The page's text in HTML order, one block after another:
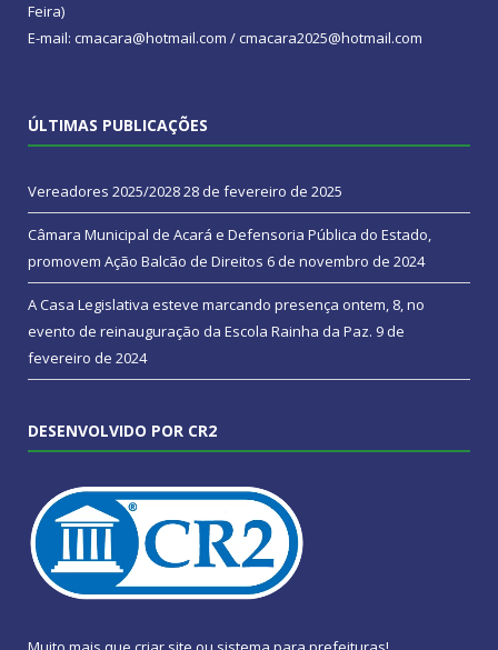
Feira)
E-mail: cmacara@hotmail.com / cmacara2025@hotmail.com
ÚLTIMAS PUBLICAÇÕES
Vereadores 2025/202828 de fevereiro de 2025
Câmara Municipal de Acará e Defensoria Pública do Estado,
promovem Ação Balcão de Direitos 6 de novembro de 2024
A Casa Legislativa esteve marcando presença ontem, 8, no
evento de reinauguração da Escola Rainha da Paz. 9 de
fevereiro de 2024
DESENVOLVIDO POR CR2